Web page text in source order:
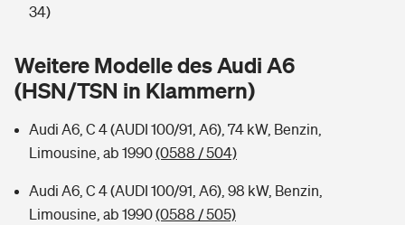
Tools
Hochwasser-Check: Wie gefährdet ist Ihr Haus?
Sie haben Fragen?
Handyversicherung
Private Cyberversicherung
Zur Übersicht
Rentenrechner: Wie viel Geld bekomme ich im Alter?
34)
Weitere Modelle des Audi A6
(HSN/TSN in Klammern)
Audi A6, C 4 (AUDI 100/91, A6), 74 kW, Benzin,
Limousine, ab 1990(0588 / 504)
Audi A6, C 4 (AUDI 100/91, A6), 98 kW, Benzin,
Limousine, ab 1990(0588 / 505)